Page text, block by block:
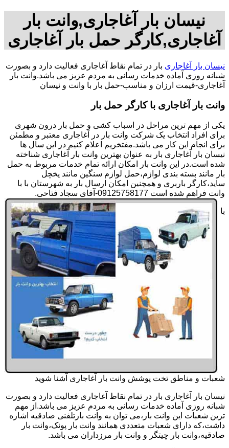
نیسان بار آغاجاری,وانت بار
آغاجاری,کارگر حمل بار آغاجاری
نیسان بار آغاجاری بار در تمام نقاط آغاجاری فعالیت دارد و بصورت
شبانه روزی آماده خدمات رسانی به مردم عزیز می باشد.وانت بار
آغاجاری-قیمت ارزان و مناسب-حمل بار با وانت و نیسان
وانت بار آغاجاری با کارگر حمل بار
یکی از مهم ترین مراحل در اسباب کشی و حمل بار درون شهری
برای افراد انتخاب یک شرکت وانت بار در آغاجاری معتبر و مطمئن
برای انجام این کار می باشد.مفتخریم اعلام کنیم در این سال ها
نیسان بار آغاجاری بار به عنوان بهترین وانت بار آغاجاری شناخته
شده است.در این وانت بار امکان ارائه تمام خدمات مربوط به حمل
بار مانند بسته بندی لوازم،حمل لوازم سنگین مانند یخچل
ساید،کارگر باربری و همچنین امکان ارسال بار به شهرستان با با
وانت فراهم شده است 09125758177-آقای سجاد فتاحی.
با
شعبات و مناطق تخت پوشش وانت بار آغاجاری آشنا شوید
نیسان بار آغاجاری بار در تمام نقاط آغاجاری فعالیت دارد و بصورت
شبانه روزی آماده خدمات رسانی به مردم عزیز می باشد.از مهم
ترین شعبات این وانت بار،می توان به وانت بارتلفنی صادقیه اشاره
داشت،که دارای شعبات متعددی همانند وانت بار پونک،وانت بار
صادقیه،وانت بار چیتگر و وانت بار مرزداران می باشد.